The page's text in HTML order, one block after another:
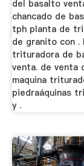
del basalto
chancado de
tph planta de
de granito con .
trituradora de
venta. de venta
maquina
piedraáquinas
y .